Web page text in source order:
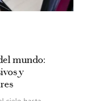
mundo:
y